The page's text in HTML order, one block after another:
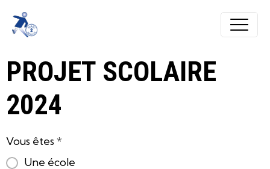
PROJET SCOLAIRE
2024
Vous êtes
Une école